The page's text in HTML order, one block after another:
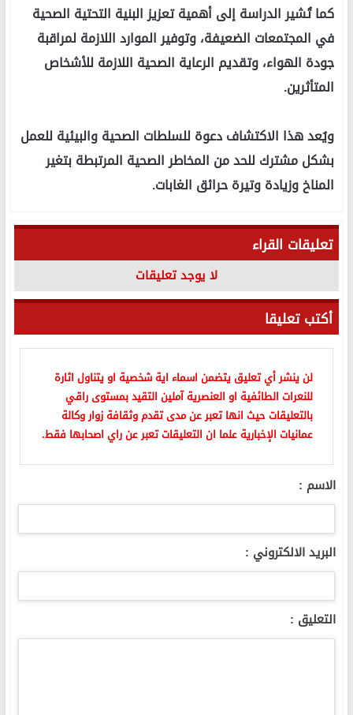
كما تُشير الدراسة إلى أهمية تعزيز البنية التحتية الصحية
في المجتمعات الضعيفة، وتوفير الموارد اللازمة لمراقبة
جودة الهواء، وتقديم الرعاية الصحية اللازمة للأشخاص
المتأثرين.
ويُعد هذا الاكتشاف دعوة للسلطات الصحية والبيئية للعمل
بشكل مشترك للحد من المخاطر الصحية المرتبطة بتغير
المناخ وزيادة وتيرة حرائق الغابات.
تعليقات القراء
لا يوجد تعليقات
أكتب تعليقا
لن ينشر أي تعليق يتضمن اسماء اية شخصية او يتناول اثارة
للنعرات الطائفية او العنصرية آملين التقيد بمستوى راقي
بالتعليقات حيث انها تعبر عن مدى تقدم وثقافة زوار وكالة
عمانيات الإخبارية علما ان التعليقات تعبر عن راي اصحابها فقط.
الاسم :
البريد الالكتروني :
التعليق :